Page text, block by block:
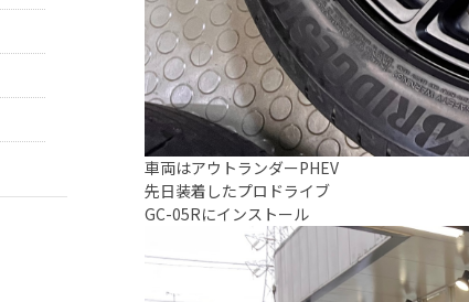
車両はアウトランダーPHEV
先日装着したプロドライブ
GC-05Rにインストール